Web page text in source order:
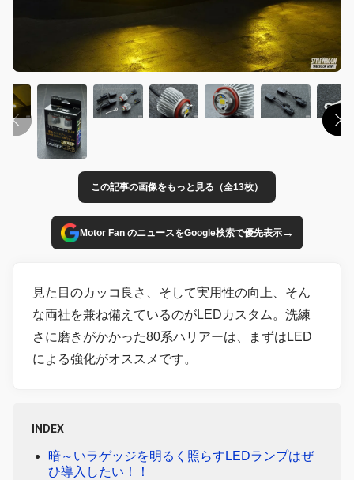
この記事の画像をもっと見る（全13枚）
Motor Fan のニュースをGoogle検索で優先表示→
見た目のカッコ良さ、そして実用性の向上、そん
な両社を兼ね備えているのがLEDカスタム。洗練
さに磨きがかかった80系ハリアーは、まずはLED
による強化がオススメです。
INDEX
暗～いラゲッジを明るく照らすLEDランプはぜ
ひ導入したい！！